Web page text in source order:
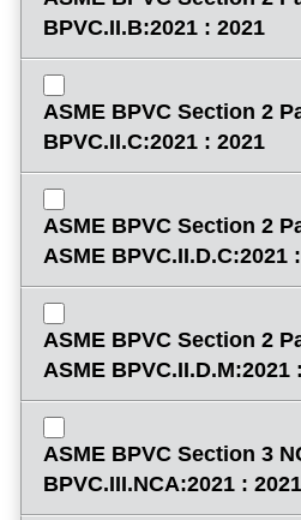
BPVC.II.B:2021 : 2021
ASME BPVC Section 2
BPVC.II.C:2021 : 2021
ASME BPVC Section 2
ASME BPVC.II.D.C:2021
ASME BPVC Section 2
ASME BPVC.II.D.M:2021
ASME BPVC Section 3
BPVC.III.NCA:2021 : 2021